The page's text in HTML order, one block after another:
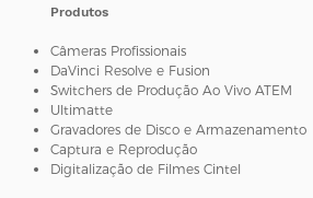
Produtos
Câmeras Profissionais
DaVinci Resolve e Fusion
Switchers de Produção Ao Vivo ATEM
Ultimatte
Gravadores de Disco e Armazenamento
Captura e Reprodução
Digitalização de Filmes Cintel